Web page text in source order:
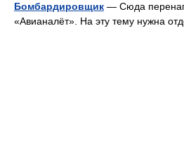
Бомбардировщик — Сюда
«Авианалёт». На эту тему нужна